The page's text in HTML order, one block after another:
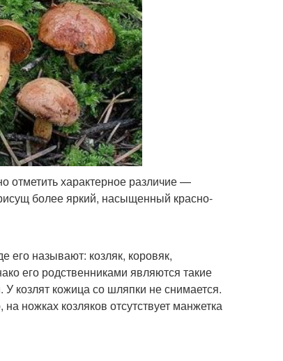
отметить характерное различие —
более яркий, насыщенный красно-
его называют: козляк, коровяк,
его родственниками являются такие
козлят кожица со шляпки не снимается.
ножках козляков отсутствует манжетка